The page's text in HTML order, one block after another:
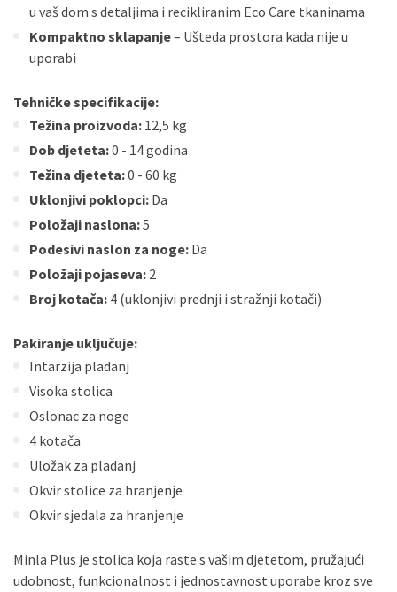
u vaš dom s detaljima i recikliranim Eco Care tkaninama
Kompaktno sklapanje– Ušteda prostora kada nije u
uporabi
Tehničke specifikacije:
Težina proizvoda: 12,5 kg
Dob djeteta:0 - 14 godina
Težina djeteta:0 - 60 kg
Uklonjivi poklopci: Da
Položaji naslona:5
Podesivi naslon za noge: Da
Položaji pojaseva: 2
Broj kotača: 4 (uklonjivi prednji i stražnji kotači)
Pakiranje uključuje:
Intarzija pladanj
Visoka stolica
Oslonac za noge
4 kotača
Uložak za pladanj
Okvir stolice za hranjenje
Okvir sjedala za hranjenje
Minla Plus je stolica koja raste s vašim djetetom, pružajući
udobnost, funkcionalnost i jednostavnost uporabe kroz sve